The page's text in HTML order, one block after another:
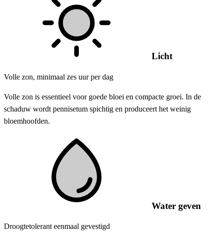
Licht
Volle zon, minimaal zes uur per dag
Volle zon is essentieel voor goede bloei en compacte groei. In de
schaduw wordt pennisetum spichtig en produceert het weinig
bloemhoofden.
Water geven
Droogtetolerant eenmaal gevestigd